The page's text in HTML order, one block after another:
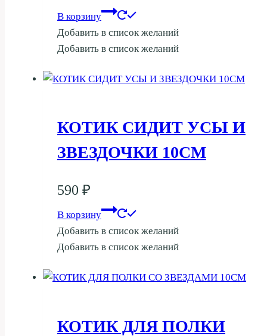
В корзину
Добавить в список желаний
Добавить в список желаний
КОТИК СИДИТ УСЫ И
ЗВЕЗДОЧКИ 10СМ
590 ₽
В корзину
Добавить в список желаний
Добавить в список желаний
КОТИК ДЛЯ ПОЛКИ